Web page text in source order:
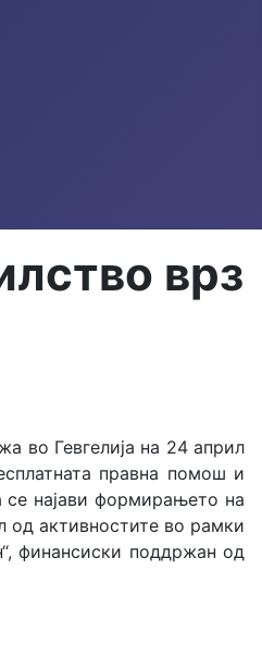
врз
во Гевгелија на 24 април
правна помош и
се најави формирањето на
од активностите во рамки
финансиски поддржан од